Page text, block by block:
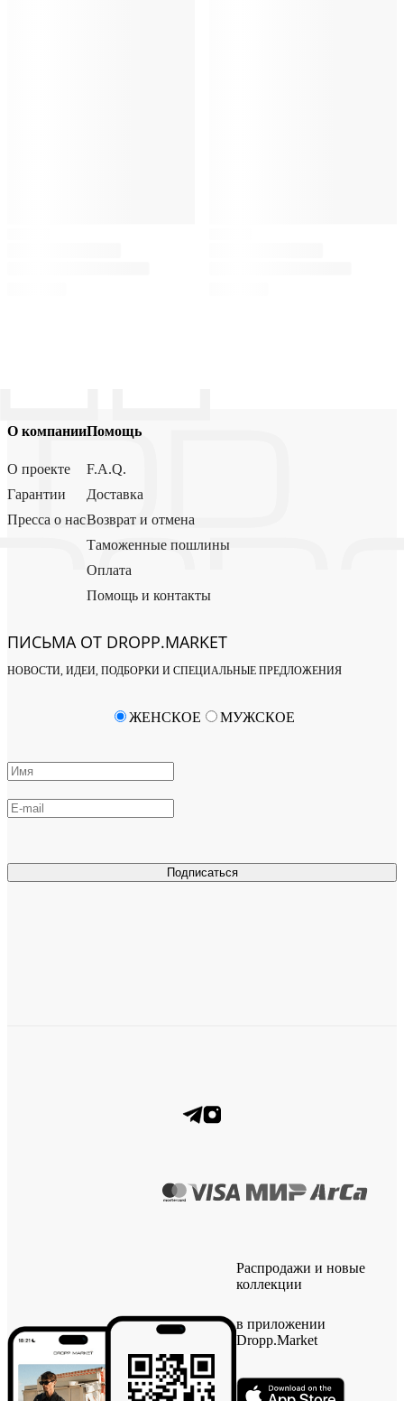
О компании
О проекте
Гарантии
Пресса о нас
Помощь
F.A.Q.
Доставка
Возврат и отмена
Таможенные пошлины
Оплата
Помощь и контакты
ПИСЬМА ОТ DROPP.MARKET
НОВОСТИ, ИДЕИ, ПОДБОРКИ И СПЕЦИАЛЬНЫЕ ПРЕДЛОЖЕНИЯ
Подписаться
ЖЕНСКОЕ МУЖСКОЕ
Распродажи и новые
коллекции
в приложении
Dropp.Market